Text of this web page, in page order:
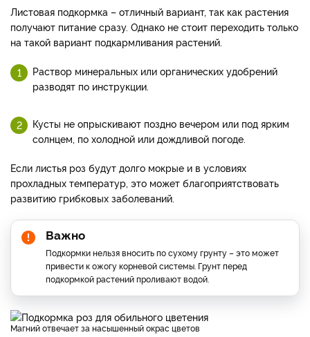
Листовая подкормка – отличный вариант, так как растения
получают питание сразу. Однако не стоит переходить только
на такой вариант подкармливания растений.
Раствор минеральных или органических удобрений
разводят по инструкции.
Кусты не опрыскивают поздно вечером или под ярким
солнцем, по холодной или дождливой погоде.
Если листья роз будут долго мокрые и в условиях
прохладных температур, это может благоприятствовать
развитию грибковых заболеваний.
Важно
Подкормки нельзя вносить по сухому грунту – это может
привести к ожогу корневой системы. Грунт перед
подкормкой растений проливают водой.
Магний отвечает за насышенный окрас цветов